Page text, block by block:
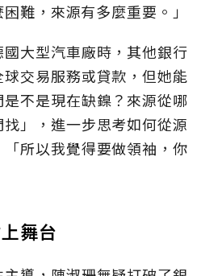
難，來源有多麼重要。」
大型汽車廠時，其他銀行
交易服務或貸款，但她能
不是現在缺鎳？來源從哪
」，進一步思考如何從源
所以我覺得要做領袖，你
舞台